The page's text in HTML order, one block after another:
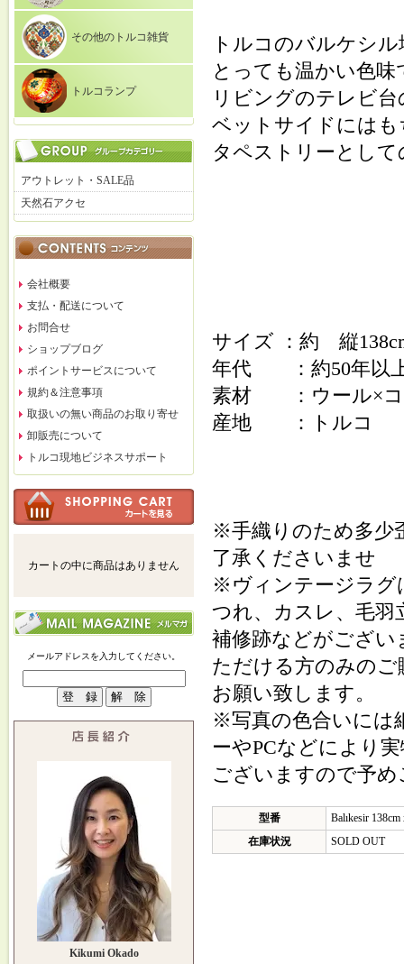
その他のトルコ雑貨
トルコランプ
アウトレット・SALE品
天然石アクセ
会社概要
支払・配送について
お問合せ
ショップブログ
ポイントサービスについて
規約＆注意事項
取扱いの無い商品のお取り寄せ
卸販売について
トルコ現地ビジネスサポート
カートの中に商品はありません
メールアドレスを入力してください。
Kikumi Okado
トルコのバルケシ
とっても温かい色
リビングのテレビ
ベットサイドにはも
タペストリーとし
サイズ ：約 縦
年代 ：約50年以
素材 ：ウール×コ
産地 ：トルコ
※手織りのため多少
了承くださいませ
※ヴィンテージラグ
つれ、カスレ、毛羽
補修跡などがござ
ただける方のみのご
お願い致します。
※写真の色合いには
ーやPCなどにより
ございますので予
型番
Balıkesir 138cm
在庫状況
SOLD OUT